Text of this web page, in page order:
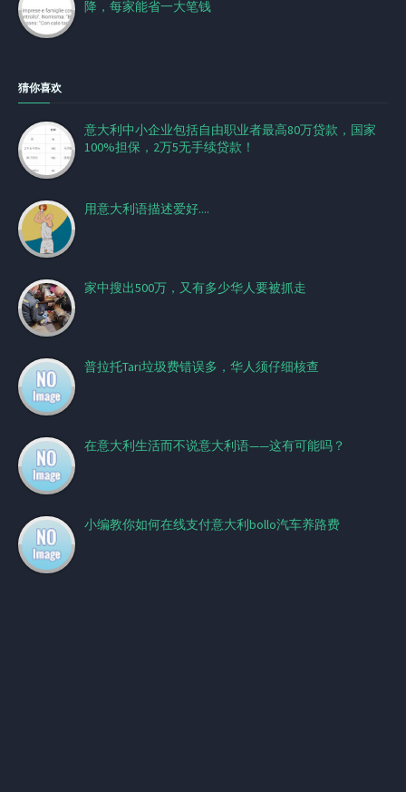
降，每家能省一大笔钱
猜你喜欢
意大利中小企业包括自由职业者最高80万贷款，国家
100%担保，2万5无手续贷款！
用意大利语描述爱好....
家中搜出500万，又有多少华人要被抓走
普拉托Tari垃圾费错误多，华人须仔细核查
在意大利生活而不说意大利语——这有可能吗？
小编教你如何在线支付意大利bollo汽车养路费